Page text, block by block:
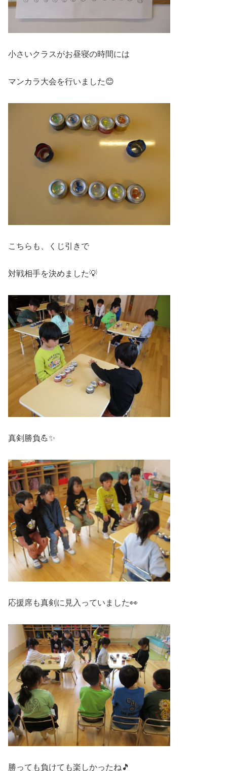
小さいクラスがお昼寝の時間には
マンカラ大会を行いました😊
こちらも、くじ引きで
対戦相手を決めました💡
真剣勝負💪✨
応援席も真剣に見入っていました👀
勝っても負けても楽しかったね🎵